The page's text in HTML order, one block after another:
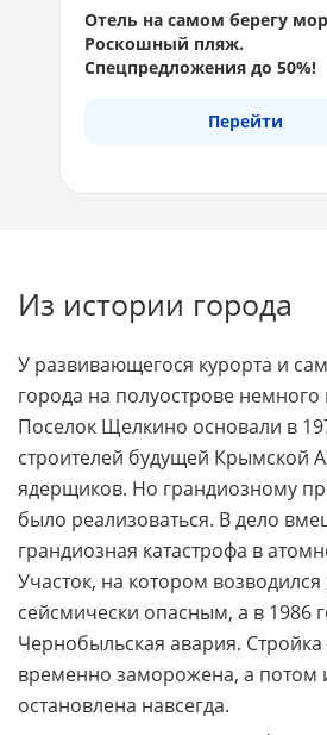
Отель на самом берегу
Роскошный пляж.
Спецпредложения до 50%!
Перейти
Из истории города
У развивающегося курорта и
города на полуострове немного
Поселок Щелкино основали в
строителей будущей Крымской
ядерщиков. Но грандиозному
было реализоваться. В дело
грандиозная катастрофа в
Участок, на котором
сейсмически опасным, а в 1986
Чернобыльская авария.
временно заморожена, а потом
остановлена навсегда.